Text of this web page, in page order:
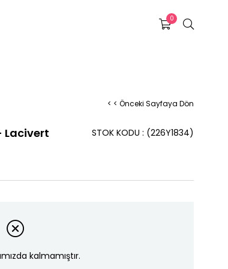
0
< < Önceki Sayfaya Dön
- Lacivert (226Y1834)
STOK KODU
kalmamıştır.